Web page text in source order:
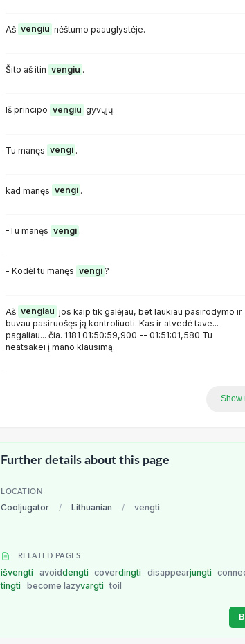
Aš vengiu nėštumo paauglystėje.
Šito aš itin vengiu .
Iš principo vengiu gyvųjų.
Tu manęs vengi .
kad manęs vengi .
-Tu manęs vengi .
- Kodėl tu manęs vengi ?
Aš vengiau jos kaip tik galėjau, bet laukiau pasirodymo ir
buvau pasiruošęs ją kontroliuoti. Kas ir atvedė tave...
pagaliau... čia. 1181 01:50:59,900 -- 01:51:01,580 Tu
neatsakei į mano klausimą.
Show
Further details about this page
LOCATION
Cooljugator / Lithuanian / vengti
RELATED PAGES
išvengti avoiddengti coverdingti disappearjungti
tingti
become lazyvargti toil